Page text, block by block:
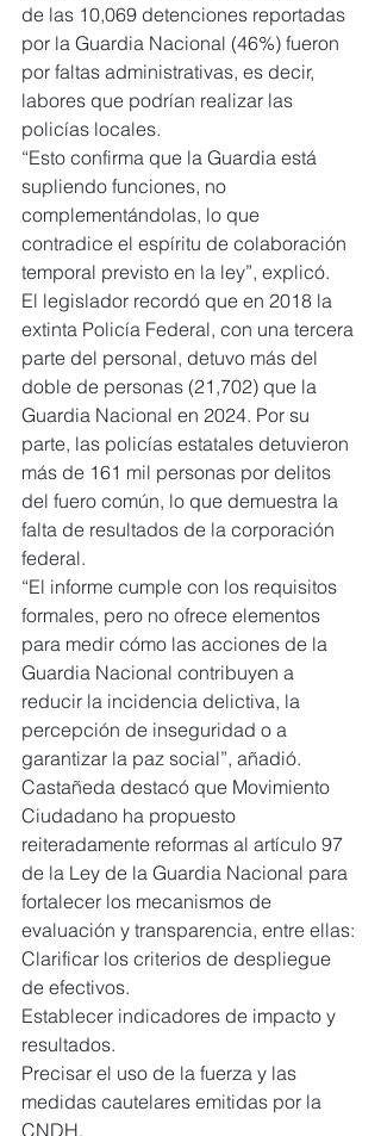
de las 10,069 detenciones reportadas
por la Guardia Nacional (46%) fueron
por faltas administrativas, es decir,
labores que podrían realizar las
policías locales.
“Esto confirma que la Guardia está
supliendo funciones, no
complementándolas, lo que
contradice el espíritu de colaboración
temporal previsto en la ley”, explicó.
El legislador recordó que en 2018 la
extinta Policía Federal, con una tercera
parte del personal, detuvo más del
doble de personas (21,702) que la
Guardia Nacional en 2024. Por su
parte, las policías estatales detuvieron
más de 161 mil personas por delitos
del fuero común, lo que demuestra la
falta de resultados de la corporación
federal.
“El informe cumple con los requisitos
formales, pero no ofrece elementos
para medir cómo las acciones de la
Guardia Nacional contribuyen a
reducir la incidencia delictiva, la
percepción de inseguridad o a
garantizar la paz social”, añadió.
Castañeda destacó que Movimiento
Ciudadano ha propuesto
reiteradamente reformas al artículo 97
de la Ley de la Guardia Nacional para
fortalecer los mecanismos de
evaluación y transparencia, entre ellas:
Clarificar los criterios de despliegue
de efectivos.
Establecer indicadores de impacto y
resultados.
Precisar el uso de la fuerza y las
medidas cautelares emitidas por la
CNDH.